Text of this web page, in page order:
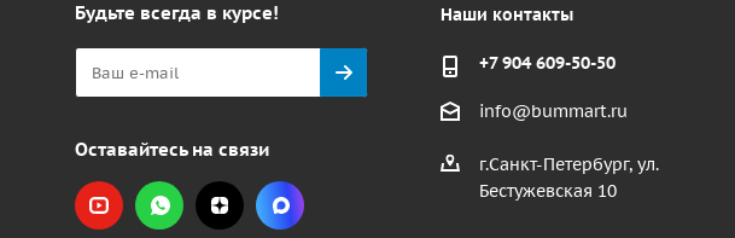
Будьте всегда в курсе!
Оставайтесь на связи
Наши контакты
+7 904 609-50-50
info@bummart.ru
г.Санкт-Петербург, ул.
Бестужевская 10